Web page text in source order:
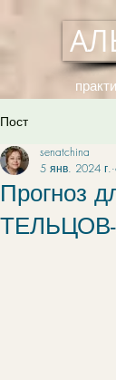
Пост
Прогноз
senatchina
5 янв. 2024 г.